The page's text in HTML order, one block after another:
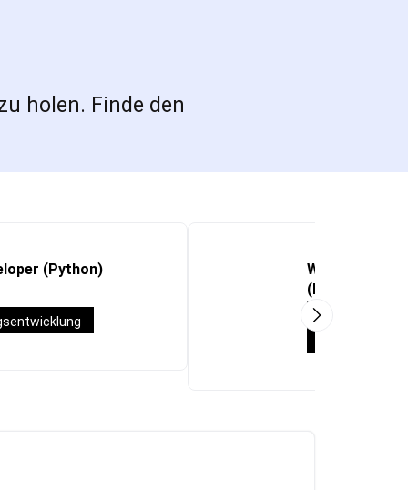
holen. Finde den
(Python)
(M365/